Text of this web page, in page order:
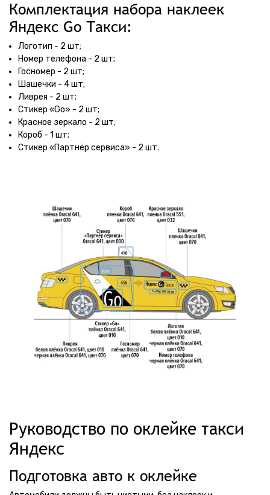
Комплектация набора наклеек
Яндекс Go Такси:
Логотип - 2 шт;
Номер телефона - 2 шт;
Госномер - 2 шт;
Шашечки - 4 шт;
Ливрея - 2 шт;
Стикер «Go» - 2 шт;
Красное зеркало - 2 шт;
Короб - 1 шт;
Стикер «Партнёр сервиса» - 2 шт.
Руководство по оклейке такси
Яндекс
Подготовка авто к оклейке